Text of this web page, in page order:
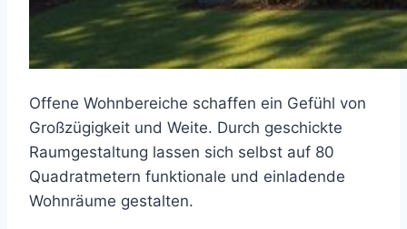
Offene Wohnbereiche schaffen ein Gefühl von
Großzügigkeit und Weite. Durch geschickte
Raumgestaltung lassen sich selbst auf 80
Quadratmetern funktionale und einladende
Wohnräume gestalten.